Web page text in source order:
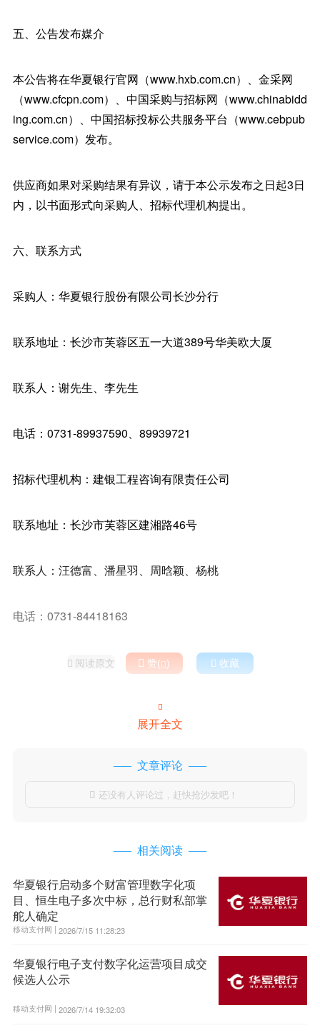
五、公告发布媒介
本公告将在华夏银行官网（www.hxb.com.cn）、金采网
（www.cfcpn.com）、中国采购与招标网（www.chinabidd
ing.com.cn）、中国招标投标公共服务平台（www.cebpub
service.com）发布。
供应商如果对采购结果有异议，请于本公示发布之日起3日
内，以书面形式向采购人、招标代理机构提出。
六、联系方式
采购人：华夏银行股份有限公司长沙分行
联系地址：长沙市芙蓉区五一大道389号华美欧大厦
联系人：谢先生、李先生
电话：0731-89937590、89939721
招标代理机构：建银工程咨询有限责任公司
联系地址：长沙市芙蓉区建湘路46号
联系人：汪德富、潘星羽、周晗颖、杨桃
电话：0731-84418163
 阅读原文  赞()  收藏

展开全文
文章评论
 还没有人评论过，赶快抢沙发吧！
相关阅读
华夏银行启动多个财富管理数字化项
目、恒生电子多次中标，总行财私部掌
舵人确定
移动支付网 | 2026/7/15 11:28:23
华夏银行电子支付数字化运营项目成交
候选人公示
移动支付网 | 2026/7/14 19:32:03